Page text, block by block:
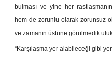
bulması ve yine her
hem de zorunlu olarak zorunsuz
ve zamanın üstüne görülmedik
“Karşılaşma yer alabileceği gibi